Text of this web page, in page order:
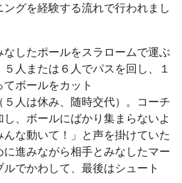
グを経験する流れで行われまし
なしたポールをスラロームで運ぶ
人または６人でパスを回し、１
ボールをカット
５人は休み、随時交代）。コーチ
、ボールにばかり集まらないよ
んな動いて！」と声を掛けていた
に進みながら相手とみなしたマー
でかわして、最後はシュート